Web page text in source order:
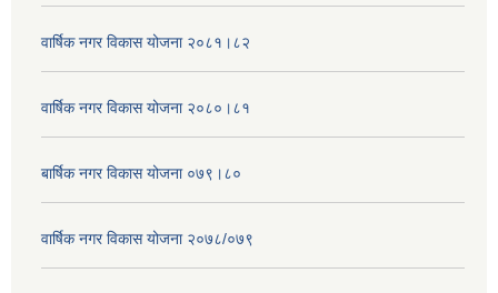
वार्षिक नगर विकास योजना २०८१।८२
वार्षिक नगर विकास योजना २०८०।८१
बार्षिक नगर विकास योजना ०७९।८०
वार्षिक नगर विकास योजना २०७८/०७९